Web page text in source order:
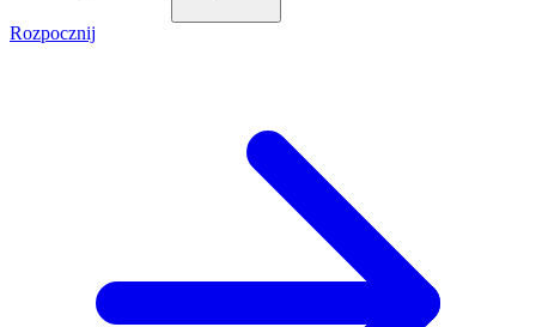
Rozpocznij